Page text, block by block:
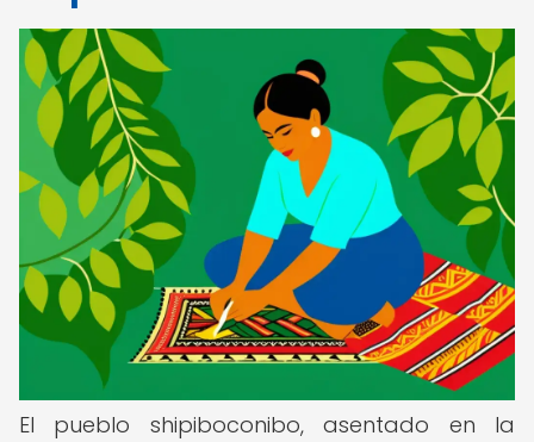
El pueblo shipiboconibo, asentado en la